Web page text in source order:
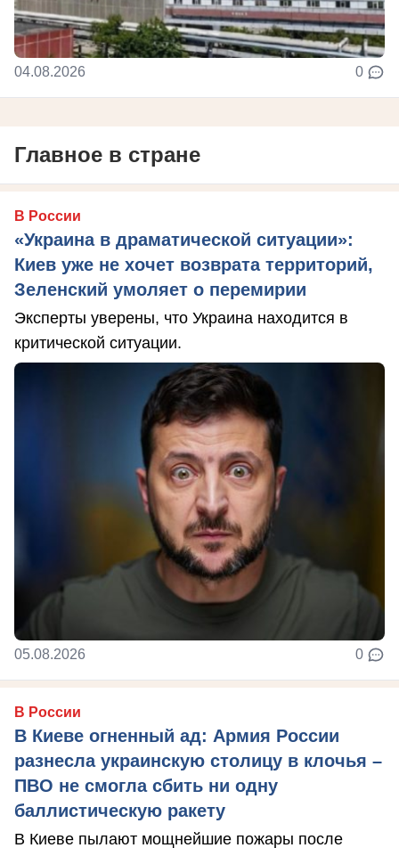
04.08.2026 0
Главное в стране
В России
«Украина в драматической ситуации»:
Киев уже не хочет возврата территорий,
Зеленский умоляет о перемирии
Эксперты уверены, что Украина находится в
критической ситуации.
05.08.2026 0
В России
В Киеве огненный ад: Армия России
разнесла украинскую столицу в клочья –
ПВО не смогла сбить ни одну
баллистическую ракету
В Киеве пылают мощнейшие пожары после